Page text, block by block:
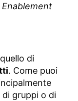
di
. Come puoi
gruppi o di